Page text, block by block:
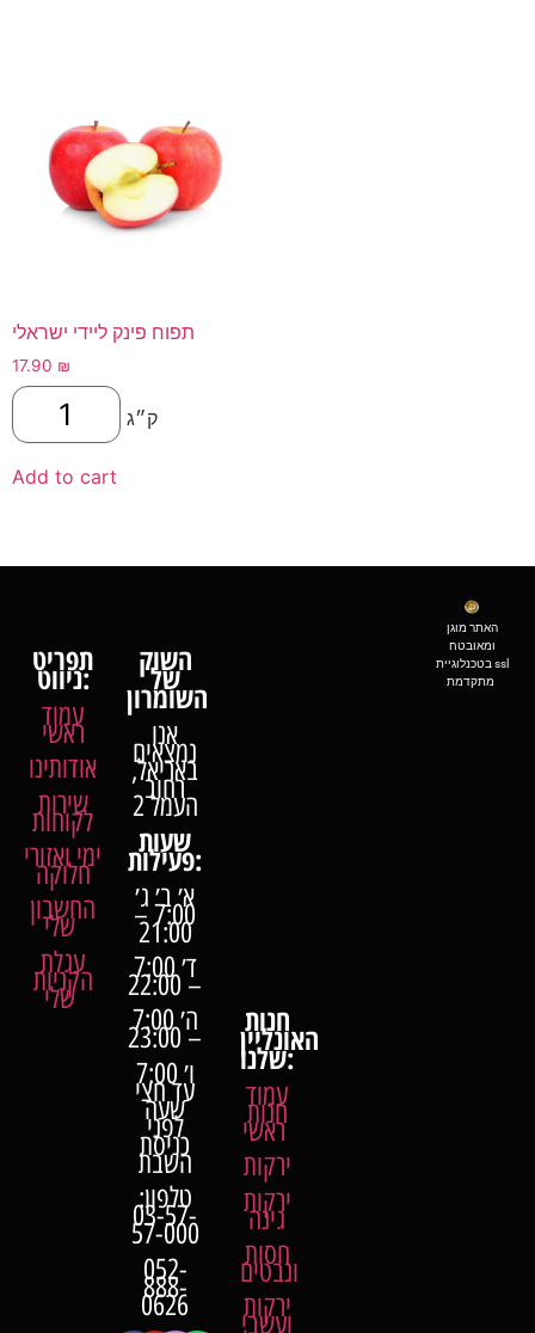
תפוח פינק ליידי ישראלי
17.90 ₪
ק״ג
Add to cart
תפריט
ניווט:
עמוד
ראשי
אודותינו
שירות
לקוחות
ימי ואזורי
חלוקה
החשבון
שלי
עגלת
הקניות
שלי
השוק
של
אנו
נמצאים
באריאל,
רחוב
העמל 2
שעותפעילות:
א׳ ב׳ ג׳
7:00 –
21:00
ד׳ 7:00
– 22:00
ה׳ 7:00
– 23:00
ו׳ 7:00
עד חצי
שעה
לפני
כניסת
השבת
טלפון:
03-57-
57-000
052-
888-
0626
חנות
האונליין
שלנו:
עמוד
חנות
ראשי
ירקות
ירקות
גינה
חסות
ונבטים
ירקות
ועשבי
האתר מוגן
ומאובטח
בטכנלוגיית ssl